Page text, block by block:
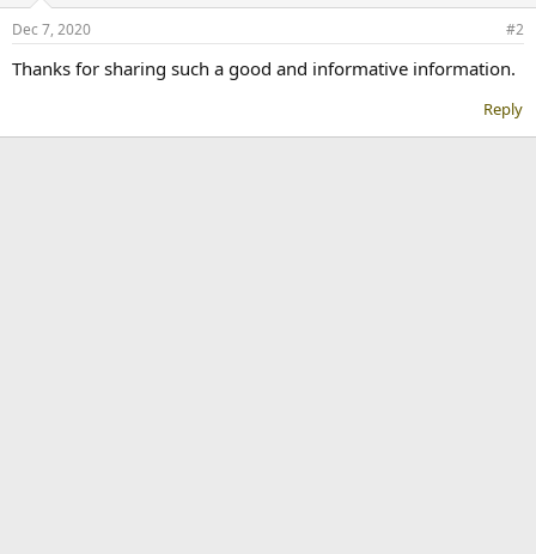
Dec 7, 2020 #2
Thanks for sharing such a good and informative information.
Reply